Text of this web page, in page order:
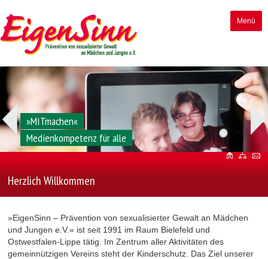
Menü
Sensibel für diverse Beeinträchtigungen,
Inklusion, digitale Medien und Kultur
Herzlich Willkommen
»EigenSinn – Prävention von sexualisierter Gewalt an Mädchen
und Jungen e.V.« ist seit 1991 im Raum Bielefeld und
Ostwestfalen-Lippe tätig. Im Zentrum aller Aktivitäten des
gemeinnützigen Vereins steht der Kinderschutz. Das Ziel unserer